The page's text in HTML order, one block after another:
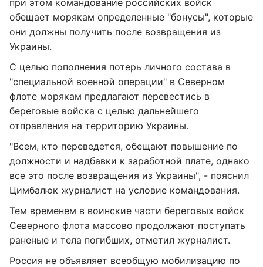
при этом командование российских войск
обещает морякам определенные "бонусы", которые
они должны получить после возвращения из
Украины.
С целью пополнения потерь личного состава в
"специальной военной операции" в Северном
флоте морякам предлагают перевестись в
береговые войска с целью дальнейшего
отправления на территорию Украины.
"Всем, кто переведется, обещают повышение по
должности и надбавки к заработной плате, однако
все это после возвращения из Украины", - пояснил
Цимбалюк журналист на условие командования.
Тем временем в воинские части береговых войск
Северного флота массово продолжают поступать
раненые и тела погибших, отметил журналист.
Россия не объявляет всеобщую мобилизацию по